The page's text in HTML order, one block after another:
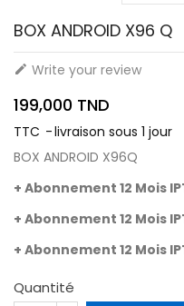
BOX ANDROID X96 Q
 Write your review
199,000 TND
TTC
livraison sous 1 jour
BOX ANDROID X96Q
+ Abonnement 12 Mois
+ Abonnement 12 Mois
+ Abonnement 12 Mois
Quantité